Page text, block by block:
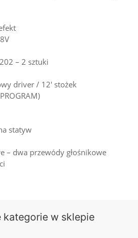
– 2 sztuki
driver / 12' stożek
statyw
– dwa przewódy głośnikowe
kategorie w sklepie